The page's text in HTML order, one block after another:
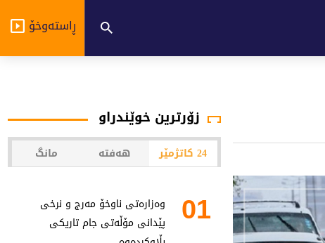
ڕاستەوخۆ
زۆرترین خوێندراو
24 کاتژمێر هەفتە مانگ
01
وەزارەتی ناوخۆ مەرج و نرخی
پێدانی مۆڵەتی جام تاریکی